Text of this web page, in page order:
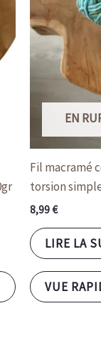
EN
Fil macramé
torsion
8,99€
LIRE LA
VUE